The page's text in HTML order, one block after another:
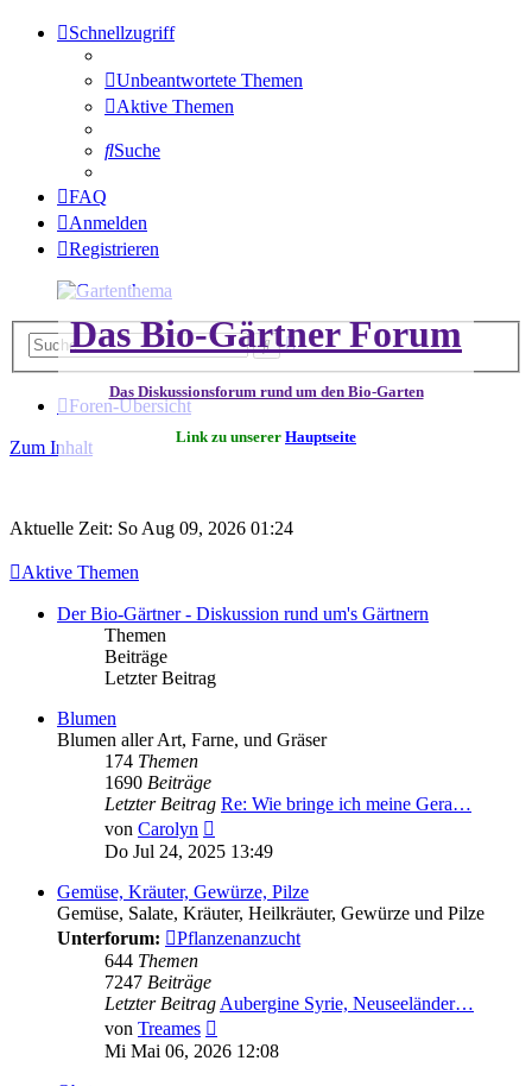
Schnellzugriff
Unbeantwortete Themen
Aktive Themen
Suche
FAQ
Anmelden
Registrieren
Das Bio-Gärtner Forum
Das Diskussionsforum rund um den Bio-Garten
Link zu unserer Hauptseite
SucheErweiterte
Foren-Übersicht
Zum Inhalt
Aktuelle Zeit: So Aug 09, 2026 01:24
Aktive Themen
Der Bio-Gärtner - Diskussion rund um's Gärtnern
Themen
Beiträge
Letzter Beitrag
Blumen
Blumen aller Art, Farne, und Gräser
174 Themen
1690 Beiträge
Letzter Beitrag Re: Wie bringe ich meine Gera…
von Carolyn
Beitrag
Do Jul 24, 2025 13:49
Gemüse, Kräuter, Gewürze, Pilze
Gemüse, Salate, Kräuter, Heilkräuter, Gewürze und Pilze
Unterforum:
Pflanzenanzucht
644 Themen
7247 Beiträge
Letzter Beitrag Aubergine Syrie, Neuseeländer…
von Treames
Beitrag
Mi Mai 06, 2026 12:08